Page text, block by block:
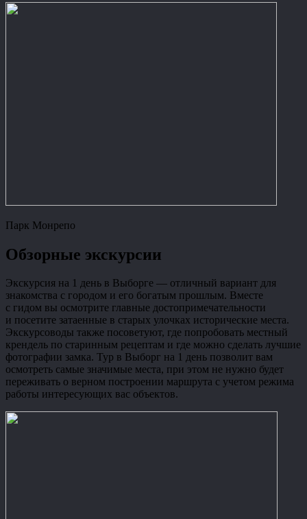
Парк Монрепо
Обзорные экскурсии
Экскурсия на 1 день в Выборге — отличный вариант для
знакомства с городом и его богатым прошлым. Вместе
с гидом вы осмотрите главные достопримечательности
и посетите затаенные в старых улочках исторические места.
Экскурсоводы также посоветуют, где попробовать местный
крендель по старинным рецептам и где можно сделать лучшие
фотографии замка. Тур в Выборг на 1 день позволит вам
осмотреть самые значимые места, при этом не нужно будет
переживать о верном построении маршрута с учетом режима
работы интересующих вас объектов.